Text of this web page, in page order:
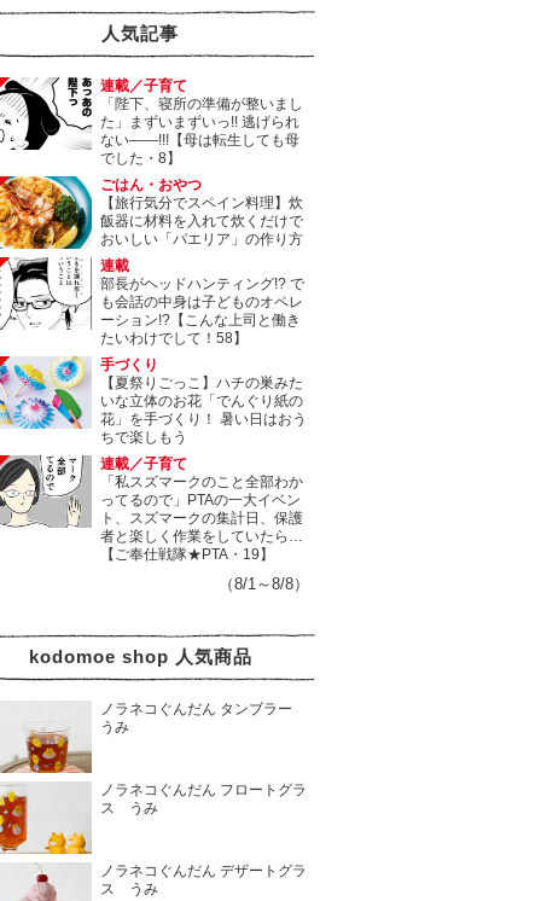
人気記事
連載／子育て
「陛下、寝所の準備が整いまし
た」まずいまずいっ!! 逃げられ
ない――!!!【母は転生しても母
でした・8】
ごはん・おやつ
【旅行気分でスペイン料理】炊
飯器に材料を入れて炊くだけで
おいしい「パエリア」の作り方
連載
部長がヘッドハンティング!? で
も会話の中身は子どものオペレ
ーション!?【こんな上司と働き
たいわけでして！58】
手づくり
【夏祭りごっこ】ハチの巣みた
いな立体のお花「でんぐり紙の
花」を手づくり！ 暑い日はおう
ちで楽しもう
連載／子育て
「私スズマークのこと全部わか
ってるので」PTAの一大イベン
ト、スズマークの集計日、保護
者と楽しく作業をしていたら…
【ご奉仕戦隊★PTA・19】
（8/1～8/8）
kodomoe shop 人気商品
ノラネコぐんだん タンブラー
うみ
ノラネコぐんだん フロートグラ
ス うみ
ノラネコぐんだん デザートグラ
ス うみ